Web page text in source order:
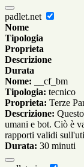
padlet.net
Nome
Tipologia
Proprieta
Descrizione
Durata
Nome: __cf_bm
Tipologia: tecnico
Proprieta: Terze
Descrizione:
umani e bot. Ciò è
rapporti validi
Durata: 30 minuti